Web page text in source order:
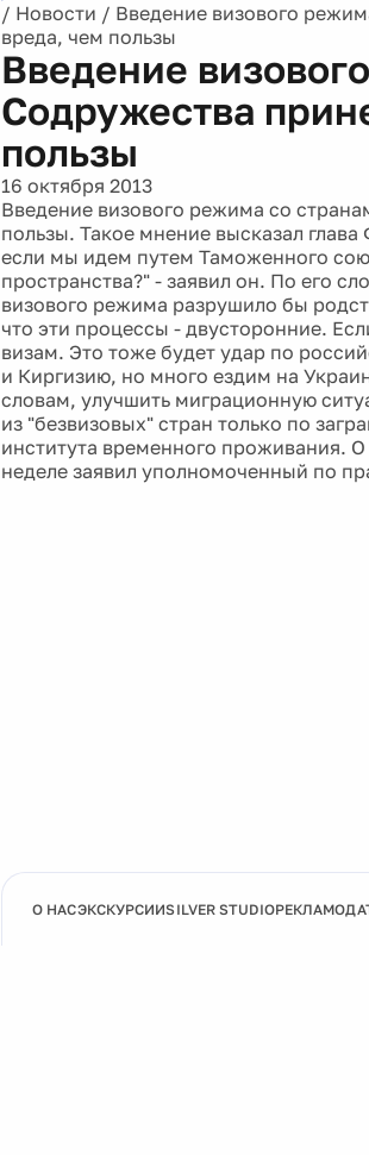
/ Новости / Введение визового
вреда, чем пользы
Введение
Содружества
пользы
16 октября 2013
Введение визового режима со
пользы. Такое мнение высказал
если мы идем путем Таможенного
пространства?" - заявил он. По его
визового режима разрушило бы
что эти процессы - двусторонние.
визам. Это тоже будет удар по
и Киргизию, но много ездим на
словам, улучшить миграционную
из "безвизовых" стран только по
института временного проживания.
неделе заявил уполномоченный по
О НАСЭКСКУРСИИSILVER STUDIO